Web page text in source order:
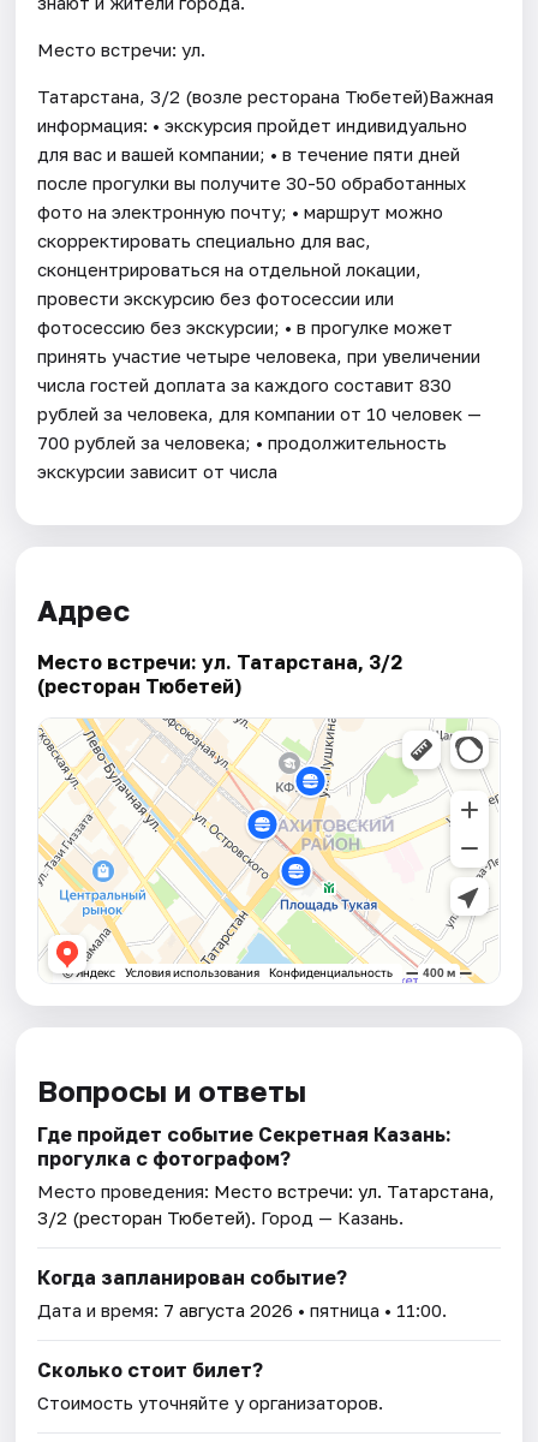
Место встречи: ул.
Татарстана, 3/2 (возле ресторана Тюбетей)Важная
информация: • экскурсия пройдет индивидуально
для вас и вашей компании; • в течение пяти дней
после прогулки вы получите 30-50 обработанных
фото на электронную почту; • маршрут можно
скорректировать специально для вас,
сконцентрироваться на отдельной локации,
провести экскурсию без фотосессии или
фотосессию без экскурсии; • в прогулке может
принять участие четыре человека, при увеличении
числа гостей доплата за каждого составит 830
рублей за человека, для компании от 10 человек —
700 рублей за человека; • продолжительность
экскурсии зависит от числа
Адрес
Место встречи: ул. Татарстана, 3/2
(ресторан Тюбетей)
Вопросы и ответы
Где пройдет событие Секретная Казань:
прогулка с фотографом?
Место проведения: Место встречи: ул. Татарстана,
3/2 (ресторан Тюбетей). Город — Казань.
Когда запланирован событие?
Дата и время: 7 августа 2026 • пятница • 11:00.
Сколько стоит билет?
Стоимость уточняйте у организаторов.